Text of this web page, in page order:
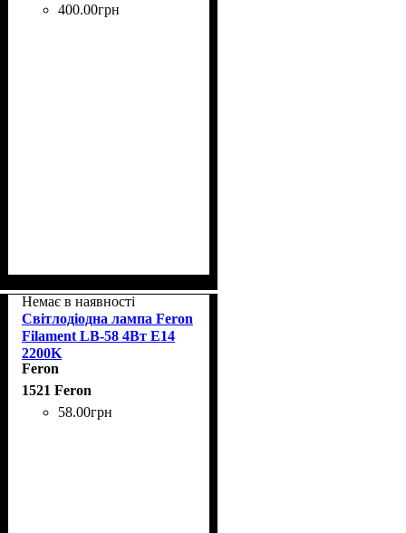
400.00грн
Немає в наявності
Світлодіодна лампа Feron
Filament LB-58 4Вт E14
2200K
Feron
1521 Feron
58.00грн